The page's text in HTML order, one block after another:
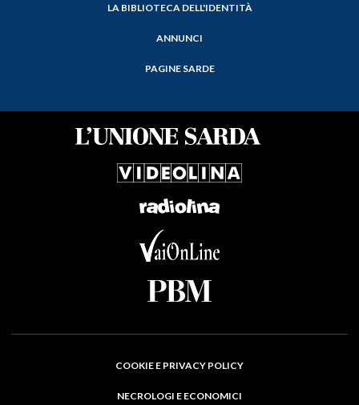
LA BIBLIOTECA DELL'IDENTITÀ
ANNUNCI
PAGINE SARDE
COOKIE E PRIVACY POLICY
NECROLOGI E ECONOMICI